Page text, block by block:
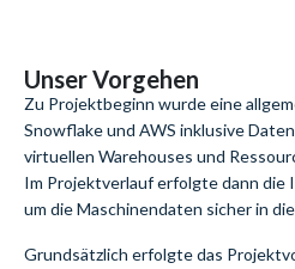
Unser Vorgehen
Zu Projektbeginn wurde eine
Snowflake und AWS inklusive
virtuellen Warehouses und
Im Projektverlauf erfolgte dann die
um die Maschinendaten sicher in
Grundsätzlich erfolgte das